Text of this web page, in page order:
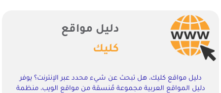
دليل مواقع
كليك
دليل مواقع كليك، هل تبحث عن شيء محدد عبر الإنترنت؟ يوفر
دليل المواقع العربية مجموعة مُنسقة من مواقع الويب، منظمة